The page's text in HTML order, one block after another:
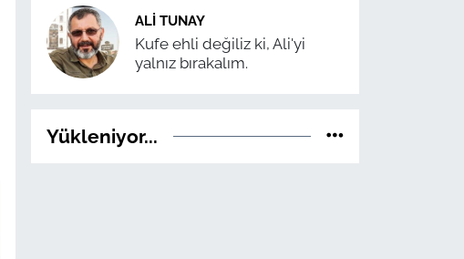
ALI TUNAY
Kufe ehli değiliz ki, Ali'yi
yalnız bırakalım.
Yükleniyor...